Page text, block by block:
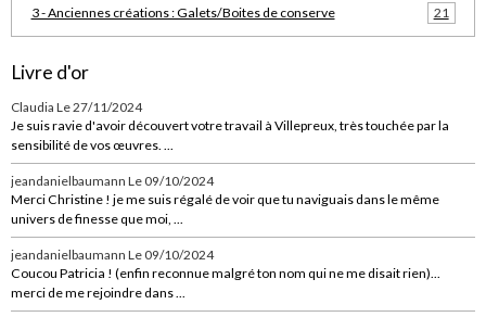
3 - Anciennes créations : Galets/Boites de conserve 21
Livre d'or
Claudia Le 27/11/2024
Je suis ravie d'avoir découvert votre travail à Villepreux, très touchée par la
sensibilité de vos œuvres. ...
jeandanielbaumann Le 09/10/2024
Merci Christine ! je me suis régalé de voir que tu naviguais dans le même
univers de finesse que moi, ...
jeandanielbaumann Le 09/10/2024
Coucou Patricia ! (enfin reconnue malgré ton nom qui ne me disait rien)...
merci de me rejoindre dans ...